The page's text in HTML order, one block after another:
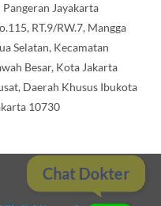
Chat Dokter
Pangeran Jayakarta
RT.9/RW.7, Mangga
Selatan, Kecamatan
Besar, Kota Jakarta
Daerah Khusus Ibukota
10730